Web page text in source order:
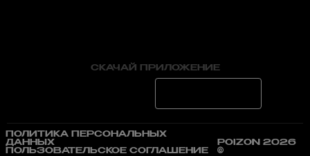
СКАЧАЙ ПРИЛОЖЕНИЕ
ПОЛИТИКА ПЕРСОНАЛЬНЫХ
ДАННЫХ
ПОЛЬЗОВАТЕЛЬСКОЕ СОГЛАШЕНИЕ
POIZON 2026
©